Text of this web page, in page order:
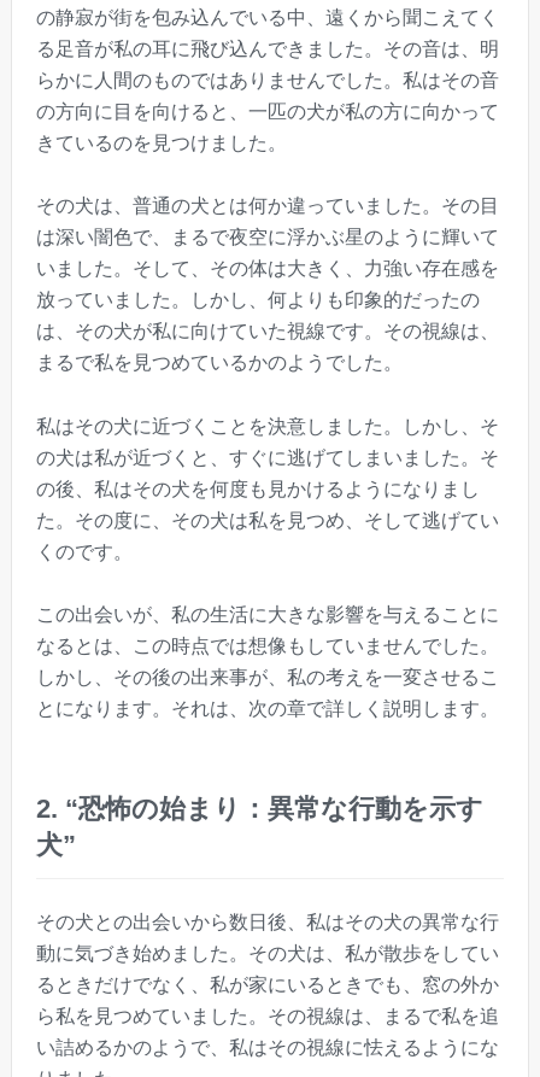
の静寂が街を包み込んでいる中、遠くから聞こえてく
る足音が私の耳に飛び込んできました。その音は、明
らかに人間のものではありませんでした。私はその音
の方向に目を向けると、一匹の犬が私の方に向かって
きているのを見つけました。
その犬は、普通の犬とは何か違っていました。その目
は深い闇色で、まるで夜空に浮かぶ星のように輝いて
いました。そして、その体は大きく、力強い存在感を
放っていました。しかし、何よりも印象的だったの
は、その犬が私に向けていた視線です。その視線は、
まるで私を見つめているかのようでした。
私はその犬に近づくことを決意しました。しかし、そ
の犬は私が近づくと、すぐに逃げてしまいました。そ
の後、私はその犬を何度も見かけるようになりまし
た。その度に、その犬は私を見つめ、そして逃げてい
くのです。
この出会いが、私の生活に大きな影響を与えることに
なるとは、この時点では想像もしていませんでした。
しかし、その後の出来事が、私の考えを一変させるこ
とになります。それは、次の章で詳しく説明します。
2. “恐怖の始まり：異常な行動を示す
犬”
その犬との出会いから数日後、私はその犬の異常な行
動に気づき始めました。その犬は、私が散歩をしてい
るときだけでなく、私が家にいるときでも、窓の外か
ら私を見つめていました。その視線は、まるで私を追
い詰めるかのようで、私はその視線に怯えるようにな